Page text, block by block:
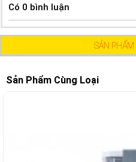
Có 0 bình luận
SẢN PHẨM
Sản Phẩm Cùng Loại